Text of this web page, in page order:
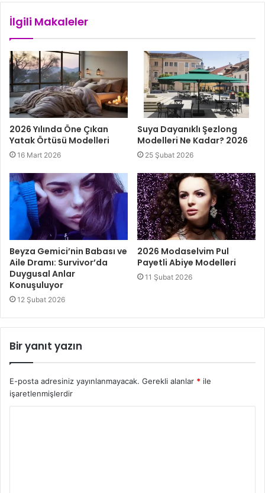
İlgili Makaleler
2026 Yılında Öne Çıkan
Yatak Örtüsü Modelleri
16 Mart 2026
Suya Dayanıklı Şezlong
Modelleri Ne Kadar? 2026
25 Şubat 2026
Beyza Gemici’nin Babası ve
Aile Dramı: Survivor’da
Duygusal Anlar
Konuşuluyor
12 Şubat 2026
2026 Modaselvim Pul
Payetli Abiye Modelleri
11 Şubat 2026
Bir yanıt yazın
E-posta adresiniz yayınlanmayacak. Gerekli alanlar * ile
işaretlenmişlerdir